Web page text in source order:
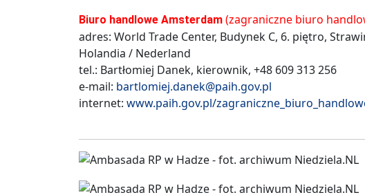
Biuro handlowe Amsterdam (zagraniczne biuro
adres: World Trade Center, Budynek C, 6. piętro,
Holandia / Nederland
tel.: Bartłomiej Danek, kierownik, +48 609 313 256
e-mail: bartlomiej.danek@paih.gov.pl
internet: www.paih.gov.pl/